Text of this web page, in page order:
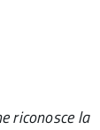
riconosce la